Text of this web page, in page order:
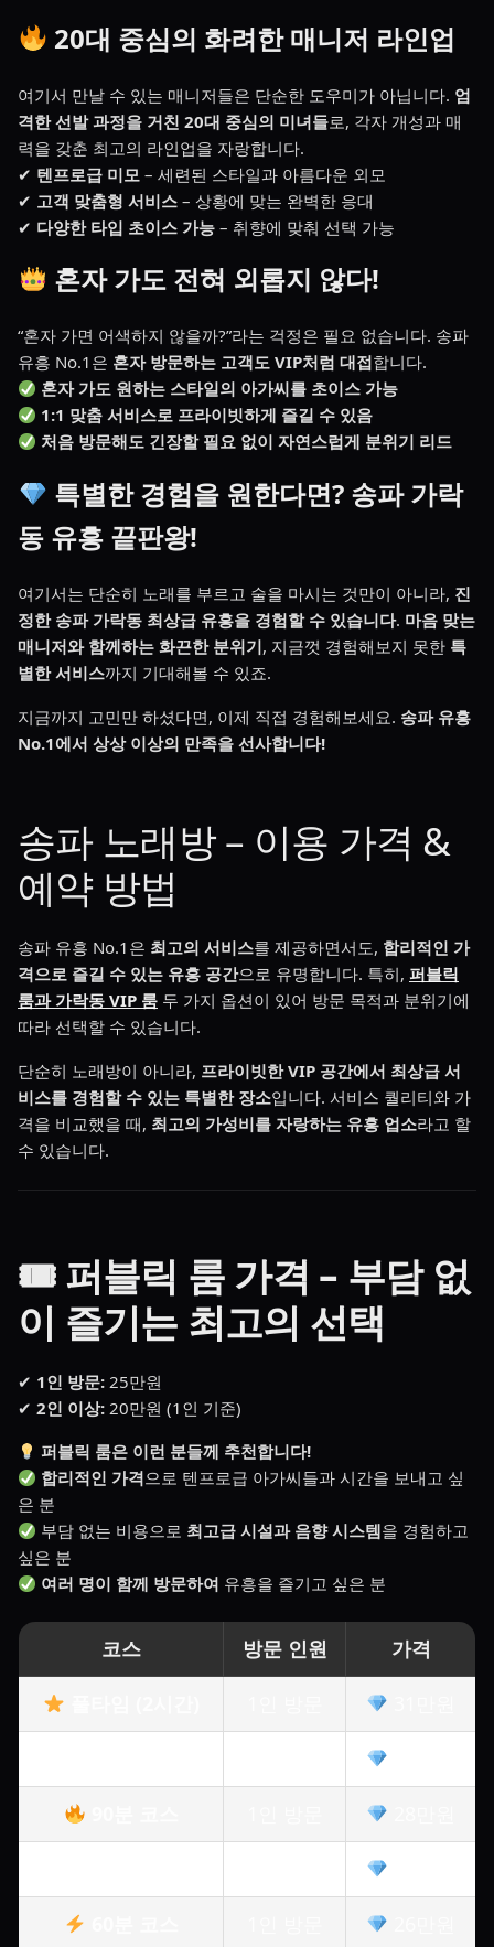
20대 중심의 화려한 매니저 라인업
여기서 만날 수 있는 매니저들은 단순한 도우미가 아닙니다. 엄
격한 선발 과정을 거친 20대 중심의 미녀들로, 각자 개성과 매
력을 갖춘 최고의 라인업을 자랑합니다.
✔ 텐프로급 미모 – 세련된 스타일과 아름다운 외모
✔ 고객 맞춤형 서비스 – 상황에 맞는 완벽한 응대
✔ 다양한 타입 초이스 가능 – 취향에 맞춰 선택 가능
혼자 가도 전혀 외롭지 않다!
“혼자 가면 어색하지 않을까?”라는 걱정은 필요 없습니다. 송파
유흥 No.1은 혼자 방문하는 고객도 VIP처럼 대접합니다.
혼자 가도 원하는 스타일의 아가씨를 초이스 가능
1:1 맞춤 서비스로 프라이빗하게 즐길 수 있음
처음 방문해도 긴장할 필요 없이 자연스럽게 분위기 리드
특별한 경험을 원한다면? 송파 가락
동 유흥 끝판왕!
여기서는 단순히 노래를 부르고 술을 마시는 것만이 아니라, 진
정한 송파 가락동 최상급 유흥을 경험할 수 있습니다. 마음 맞는
매니저와 함께하는 화끈한 분위기, 지금껏 경험해보지 못한 특
별한 서비스까지 기대해볼 수 있죠.
지금까지 고민만 하셨다면, 이제 직접 경험해보세요. 송파 유흥
No.1에서 상상 이상의 만족을 선사합니다!
송파 노래방 – 이용 가격 &
예약 방법
송파 유흥 No.1은 최고의 서비스를 제공하면서도, 합리적인 가
격으로 즐길 수 있는 유흥 공간으로 유명합니다. 특히, 퍼블릭
룸과 가락동 VIP 룸 두 가지 옵션이 있어 방문 목적과 분위기에
따라 선택할 수 있습니다.
단순히 노래방이 아니라, 프라이빗한 VIP 공간에서 최상급 서
비스를 경험할 수 있는 특별한 장소입니다. 서비스 퀄리티와 가
격을 비교했을 때, 최고의 가성비를 자랑하는 유흥 업소라고 할
수 있습니다.
🎟 퍼블릭 룸 가격 – 부담 없
이 즐기는 최고의 선택
✔ 1인 방문: 25만원
✔ 2인 이상: 20만원 (1인 기준)
퍼블릭 룸은 이런 분들께 추천합니다!
합리적인 가격으로 텐프로급 아가씨들과 시간을 보내고 싶
은 분
부담 없는 비용으로 최고급 시설과 음향 시스템을 경험하고
싶은 분
여러 명이 함께 방문하여 유흥을 즐기고 싶은 분
코스 방문 인원 가격